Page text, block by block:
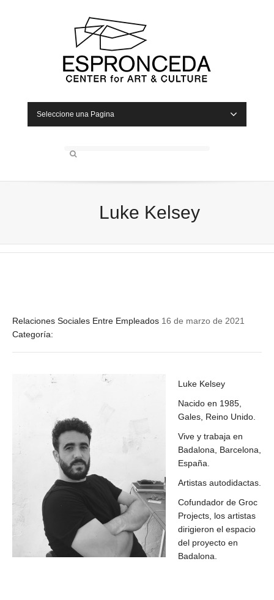
Seleccione una Pagina
Luke Kelsey
Relaciones Sociales Entre Empleados 16 de marzo de 2021
Categoría:
Luke Kelsey
Nacido en 1985,
Gales, Reino Unido.
Vive y trabaja en
Badalona, Barcelona,
España.
Artistas autodidactas.
Cofundador de Groc
Projects, los artistas
dirigieron el espacio
del proyecto en
Badalona.